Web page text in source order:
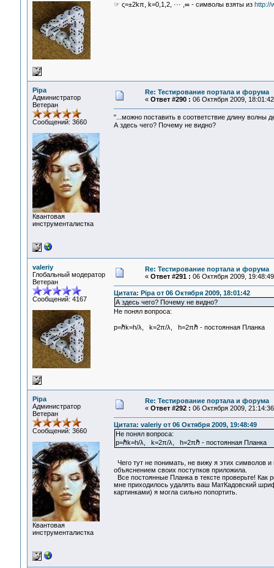
☞ ς=±2kπ, k=0,1,2, ··· ,∞ - символы взяты из http://
Pipa
Администратор
Ветеран
Сообщений: 3660
Квантовая
инструменталистка
Re: Тестирование портала и форума
« Ответ #290 : 06 Октября 2009,
"...можно поставить в соответствие длину волны
А здесь чего? Почему не видно?
valeriy
Глобальный модератор
Ветеран
Сообщений: 4167
Re: Тестирование портала и форума
« Ответ #291 : 06 Октября 2009,
Цитата: Pipa от 06 Октября 2009, 18:01:42
А здесь чего? Почему не видно?
Не понял вопроса:
p=ℏk=h/λ, k=2π/λ, h=2πℏ - постоянная Планка
Pipa
Администратор
Ветеран
Сообщений: 3660
Квантовая
инструменталистка
Re: Тестирование портала и форума
« Ответ #292 : 06 Октября 2009,
Цитата: valeriy от 06 Октября 2009, 19:48:49
Не понял вопроса:
p=ℏk=h/λ, k=2π/λ, h=2πℏ - постоянная Планка
Чего тут не понимать, не вижу я этих символов
объяснением своих поступков приложила.
Все постоянные Планка в тексте проверьте!
мне приходилось удалять ваш МатКадовский
картинками) я могла сильно попортить.